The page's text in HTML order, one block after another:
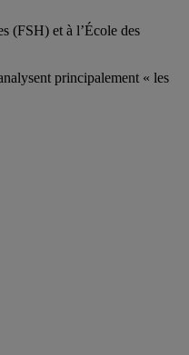
(FSH) et à l’École des
principalement « les